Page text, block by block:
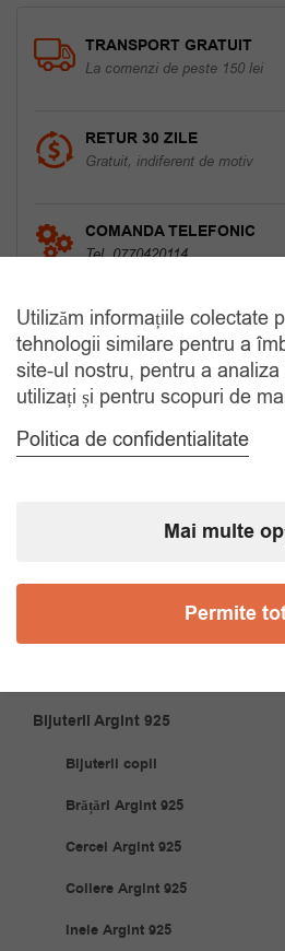
TRANSPORT GRATUIT
La comenzi de peste 150 lei
RETUR 30 ZILE
Gratuit, indiferent de motiv
COMANDA TELEFONIC
Tel. 0770420114
CATEGORII
Accesorii Bărbăți
Brățări
Papioane
Bijuterii Argint 925
Bijuterii copii
Brățări Argint 925
Cercei Argint 925
Coliere Argint 925
Inele Argint 925
Utilizăm informațiile colectate
tehnologii similare pentru a
site-ul nostru, pentru a
utilizați și pentru scopuri de
Politica de confidentialitate
Mai multe
Permite